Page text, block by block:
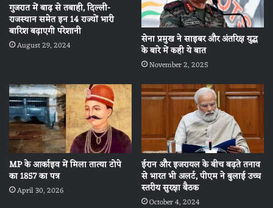
गुजरात में बाढ़ से तबाही, दिल्ली-
राजस्थान समेत इन 14 राज्यों भारी
बारिश बढ़ाएगी परेशानी
August 29, 2024 सेना प्रमुख ने साइबर और अंतरिक्ष युद्ध
के बारे में कही ये बात
November 2, 2025
MP के आर्काइव में मिला तात्या टोपे
का 1857 का पत्र
April 30, 2026
ईरान और इजरायल के बीच बढ़ते तनाव
से भारत भी अलर्ट, पीएम ने बुलाई उच्च
स्तरीय सुरक्षा बैठक
October 4, 2024